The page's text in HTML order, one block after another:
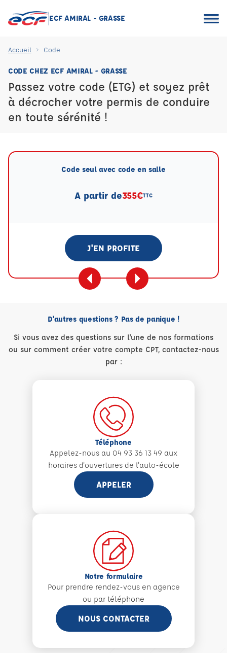
ECF AMIRAL - GRASSE
Accueil Code
CODE CHEZ ECF AMIRAL - GRASSE
Passez votre code (ETG) et soyez prêt
à décrocher votre permis de conduire
en toute sérénité !
Code seul avec code en salle
A partir de355€TTC
J'EN PROFITE
D'autres questions ? Pas de panique !
Si vous avez des questions sur l'une de nos formations
ou sur comment créer votre compte CPT, contactez-nous
par :
Téléphone
Appelez-nous au 04 93 36 13 49 aux
horaires d'ouvertures de l'auto-école
APPELER
Notre formulaire
Pour prendre rendez-vous en agence
ou par téléphone
NOUS CONTACTER